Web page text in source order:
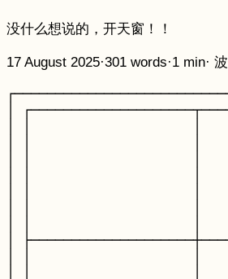
没什么想说的，开天窗！！
17 August 2025·301 words·1 min·
│
│